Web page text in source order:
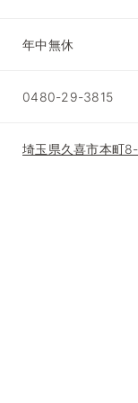
年中無休
0480-29-3815
埼玉県久喜市本町